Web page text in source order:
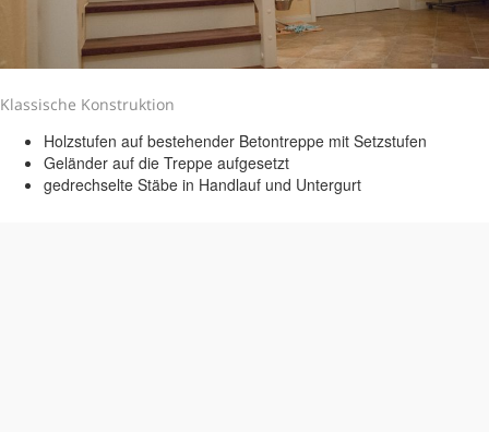
Klassische Konstruktion
Holzstufen auf bestehender Betontreppe mit Setzstufen
Geländer auf die Treppe aufgesetzt
gedrechselte Stäbe in Handlauf und Untergurt